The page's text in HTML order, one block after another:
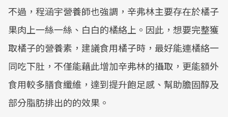
不過，程涵宇營養師也強調，辛弗林主要存在於橘子
果肉上一絲一絲、白白的橘絡上。因此，想要完整獲
取橘子的營養素，建議食用橘子時，最好能連橘絡一
同吃下肚，不僅能藉此增加辛弗林的攝取，更能額外
食用較多膳食纖維，達到提升飽足感、幫助膽固醇及
部分脂肪排出的的效果。